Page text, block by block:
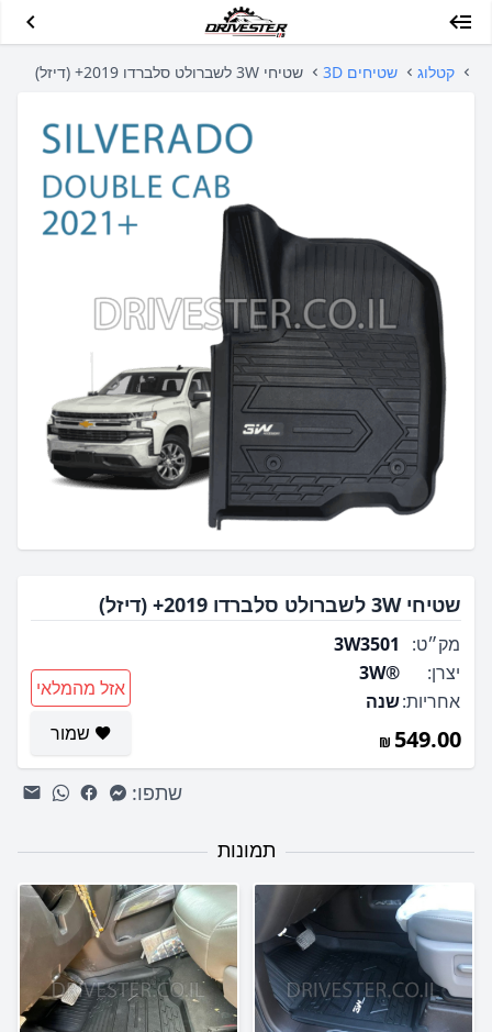
קטלוג שטיחים 3D שטיחי 3W לשברולט סלברדו 2019+ (דיזל)
שטיחי 3W לשברולט סלברדו 2019+ (דיזל)
מק״ט:
3W3501
יצרן:
®3W
אחריות:שנה
549.00
אזל מהמלאי
שמור
שתפו:
תמונות